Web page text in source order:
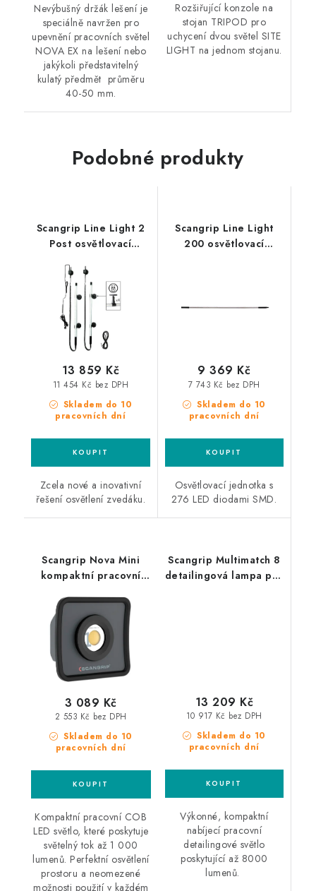
Nevýbušný držák lešení je
speciálně navržen pro
upevnění pracovních světel
NOVA EX na lešení nebo
jakýkoli představitelný
kulatý předmět průměru
40-50 mm.
Rozšiřující konzole na
stojan TRIPOD pro
uchycení dvou světel SITE
LIGHT na jednom stojanu.
Podobné produkty
Scangrip Line Light 2
Post osvětlovací
pro dvousloupové
automobilové zvedáky
Skladem do 10
pracovních dní
11 454 Kč bez DPH
13 859 Kč
Zcela nové a inovativní
řešení osvětlení zvedáku.
Scangrip Line Light
200 osvětlovací
Skladem do 10
pracovních dní
7 743 Kč bez DPH
9 369 Kč
Osvětlovací jednotka s
276 LED diodami SMD.
Scangrip Nova Mini
kompaktní pracovní
Skladem do 10
pracovních dní
2 553 Kč bez DPH
3 089 Kč
Kompaktní pracovní COB
LED světlo, které poskytuje
světelný tok až 1 000
lumenů. Perfektní osvětlení
prostoru a neomezené
možnosti použití v každém
Scangrip Multimatch 8
detailingová lampa pro
Skladem do 10
pracovních dní
10 917 Kč bez DPH
13 209 Kč
Výkonné, kompaktní
nabíjecí pracovní
detailingové světlo
poskytující až 8000
lumenů.